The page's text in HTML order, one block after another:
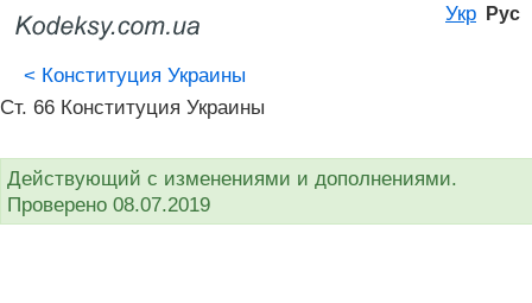
Укр Рус
< Конституция Украины
Ст. 66 Конституция Украины
Действующий с изменениями и дополнениями.
Проверено 08.07.2019